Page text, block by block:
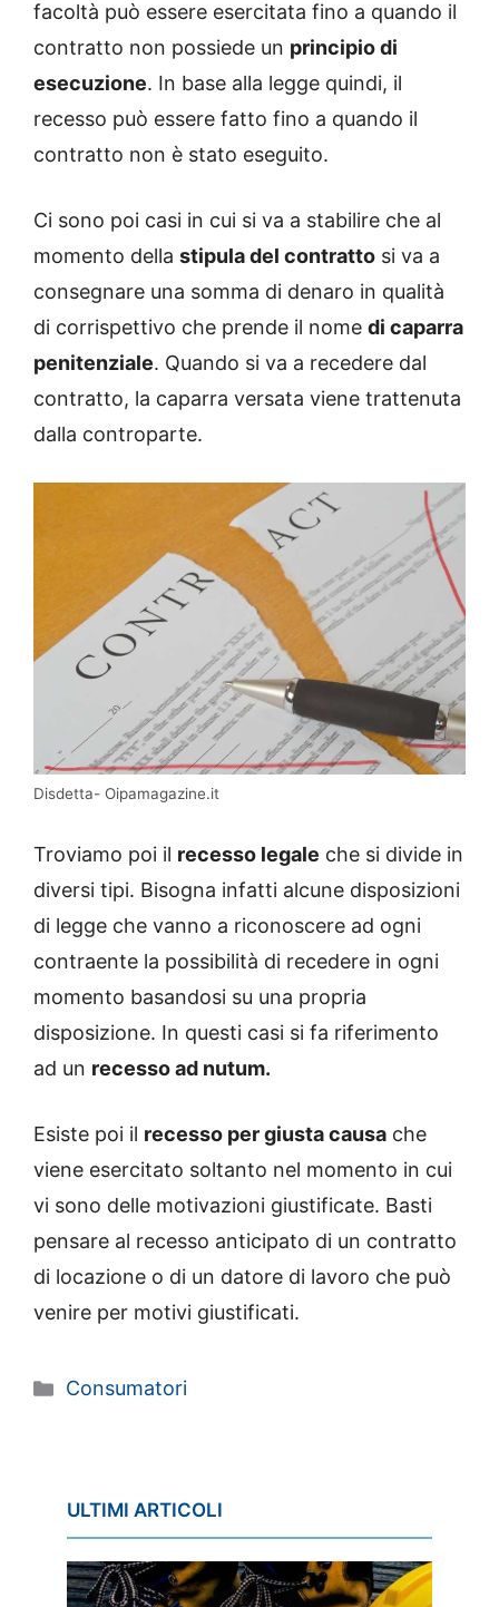
facoltà può essere esercitata fino a quando il
contratto non possiede un principio di
esecuzione. In base alla legge quindi, il
recesso può essere fatto fino a quando il
contratto non è stato eseguito.
Ci sono poi casi in cui si va a stabilire che al
momento della stipula del contratto si va a
consegnare una somma di denaro in qualità
di corrispettivo che prende il nome di caparra
penitenziale. Quando si va a recedere dal
contratto, la caparra versata viene trattenuta
dalla controparte.
Disdetta- Oipamagazine.it
Troviamo poi il recesso legale che si divide in
diversi tipi. Bisogna infatti alcune disposizioni
di legge che vanno a riconoscere ad ogni
contraente la possibilità di recedere in ogni
momento basandosi su una propria
disposizione. In questi casi si fa riferimento
ad un recesso ad nutum.
Esiste poi il recesso per giusta causa che
viene esercitato soltanto nel momento in cui
vi sono delle motivazioni giustificate. Basti
pensare al recesso anticipato di un contratto
di locazione o di un datore di lavoro che può
venire per motivi giustificati.
Categorie
Consumatori
ULTIMI ARTICOLI